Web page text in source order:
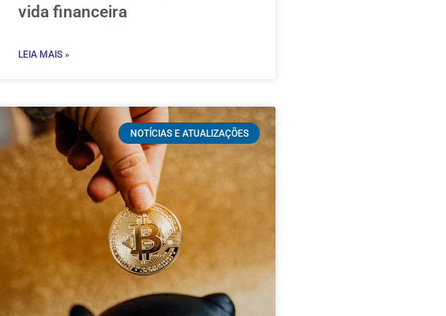
vida financeira
LEIA MAIS »
NOTÍCIAS E ATUALIZAÇÕES